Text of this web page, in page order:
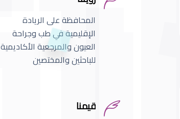
المحافظة على الريادة
الإقليمية في طب وجراحة
العيون والمرجعية الأكاديمية
للباحثين والمختصين
قيمنا